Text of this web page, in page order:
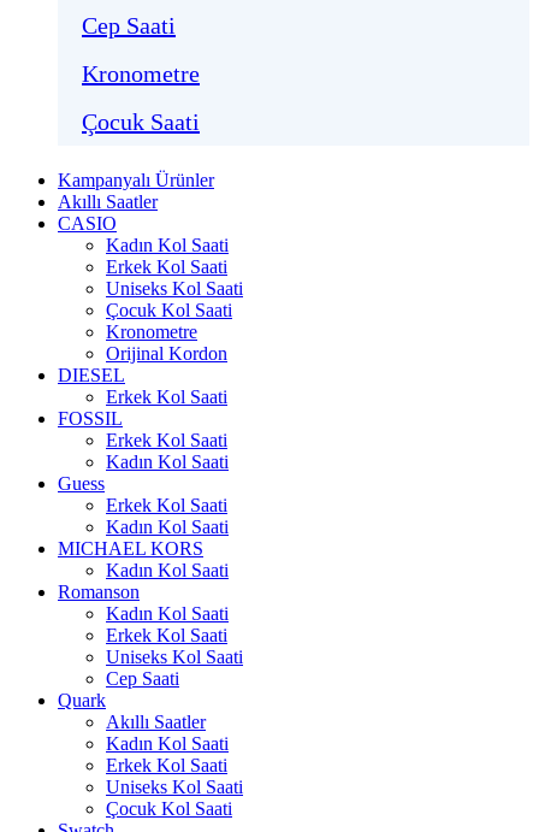
Cep Saati
Kronometre
Çocuk Saati
Kampanyalı Ürünler
Akıllı Saatler
CASIO
Kadın Kol Saati
Erkek Kol Saati
Uniseks Kol Saati
Çocuk Kol Saati
Kronometre
Orijinal Kordon
DIESEL
Erkek Kol Saati
FOSSIL
Erkek Kol Saati
Kadın Kol Saati
Guess
Erkek Kol Saati
Kadın Kol Saati
MICHAEL KORS
Kadın Kol Saati
Romanson
Kadın Kol Saati
Erkek Kol Saati
Uniseks Kol Saati
Cep Saati
Quark
Akıllı Saatler
Kadın Kol Saati
Erkek Kol Saati
Uniseks Kol Saati
Çocuk Kol Saati